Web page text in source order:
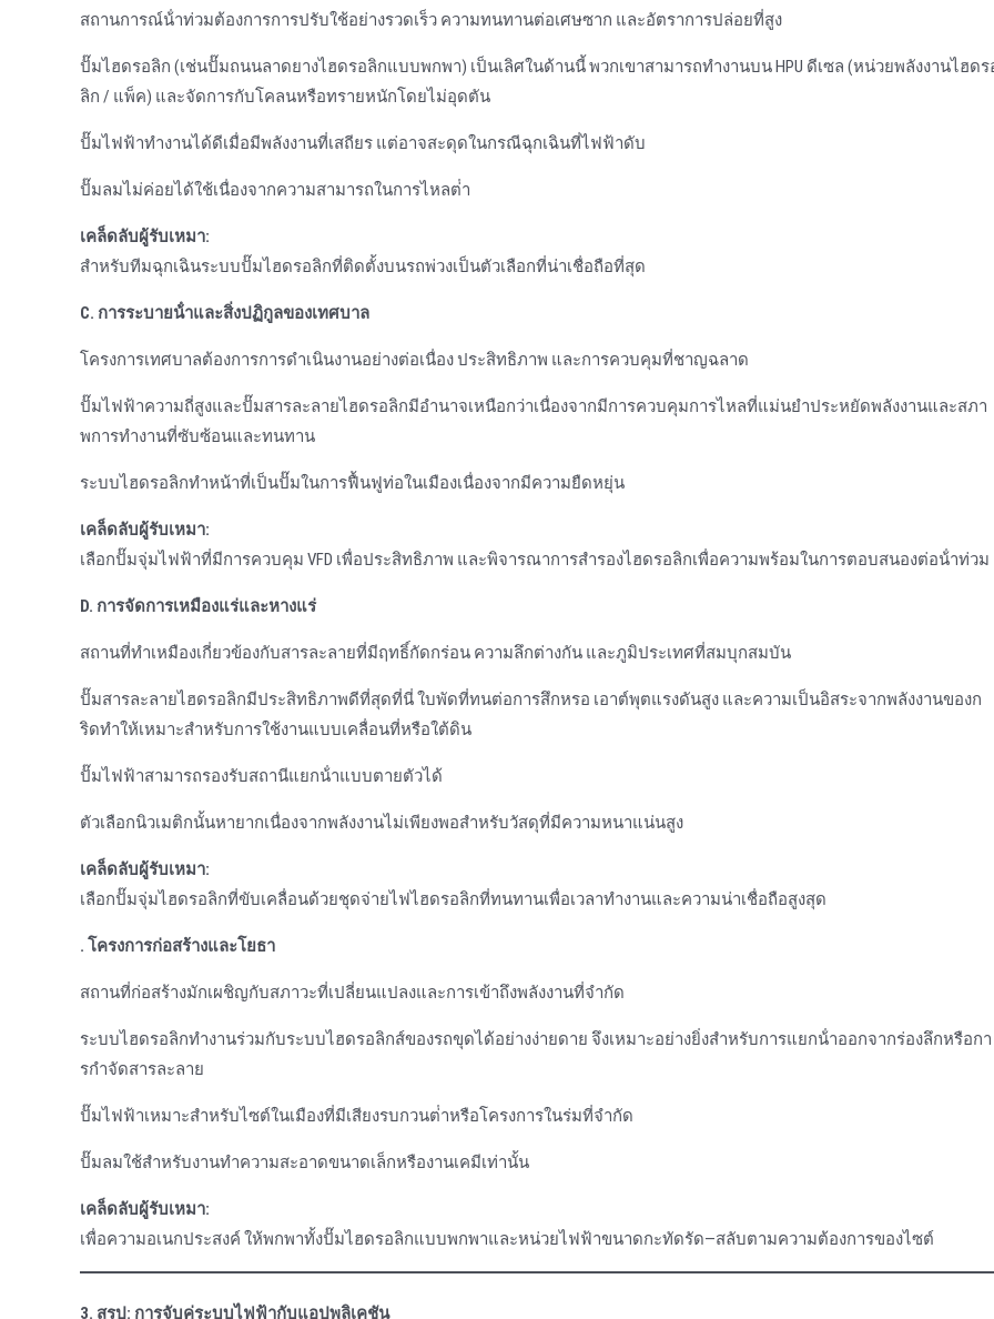
สถานการณ์น้ําท่วมต้องการการปรับใช้อย่างรวดเร็ว ความทนทานต่อเศษซาก และอัตราการปล่อยที่สูง
ปั๊มไฮดรอลิก (เช่นปั๊มถนนลาดยางไฮดรอลิกแบบพกพา) เป็นเลิศในด้านนี้ พวกเขาสามารถทํางานบน HPU ดีเซล (หน่วยพลังงานไฮดร
ลิก / แพ็ค) และจัดการกับโคลนหรือทรายหนักโดยไม่อุดตัน
ปั๊มไฟฟ้าทํางานได้ดีเมื่อมีพลังงานที่เสถียร แต่อาจสะดุดในกรณีฉุกเฉินที่ไฟฟ้าดับ
ปั๊มลมไม่ค่อยได้ใช้เนื่องจากความสามารถในการไหลต่ํา
เคล็ดลับผู้รับเหมา:
สําหรับทีมฉุกเฉินระบบปั๊มไฮดรอลิกที่ติดตั้งบนรถพ่วงเป็นตัวเลือกที่น่าเชื่อถือที่สุด
C. การระบายน้ําและสิ่งปฏิกูลของเทศบาล
โครงการเทศบาลต้องการการดําเนินงานอย่างต่อเนื่อง ประสิทธิภาพ และการควบคุมที่ชาญฉลาด
ปั๊มไฟฟ้าความถี่สูงและปั๊มสารละลายไฮดรอลิกมีอํานาจเหนือกว่าเนื่องจากมีการควบคุมการไหลที่แม่นยําประหยัดพลังงานและสภา
พการทํางานที่ซับซ้อนและทนทาน
ระบบไฮดรอลิกทําหน้าที่เป็นปั๊มในการฟื้นฟูท่อในเมืองเนื่องจากมีความยืดหยุ่น
เคล็ดลับผู้รับเหมา:
เลือกปั๊มจุ่มไฟฟ้าที่มีการควบคุม VFD เพื่อประสิทธิภาพ และพิจารณาการสํารองไฮดรอลิกเพื่อความพร้อมในการตอบสนองต่อน้ําท่วม
D. การจัดการเหมืองแร่และหางแร่
สถานที่ทําเหมืองเกี่ยวข้องกับสารละลายที่มีฤทธิ์กัดกร่อน ความลึกต่างกัน และภูมิประเทศที่สมบุกสมบัน
ปั๊มสารละลายไฮดรอลิกมีประสิทธิภาพดีที่สุดที่นี่ ใบพัดที่ทนต่อการสึกหรอ เอาต์พุตแรงดันสูง และความเป็นอิสระจากพลังงานของก
ริดทําให้เหมาะสําหรับการใช้งานแบบเคลื่อนที่หรือใต้ดิน
ปั๊มไฟฟ้าสามารถรองรับสถานีแยกน้ําแบบตายตัวได้
ตัวเลือกนิวเมติกนั้นหายากเนื่องจากพลังงานไม่เพียงพอสําหรับวัสดุที่มีความหนาแน่นสูง
เคล็ดลับผู้รับเหมา:
เลือกปั๊มจุ่มไฮดรอลิกที่ขับเคลื่อนด้วยชุดจ่ายไฟไฮดรอลิกที่ทนทานเพื่อเวลาทํางานและความน่าเชื่อถือสูงสุด
. โครงการก่อสร้างและโยธา
สถานที่ก่อสร้างมักเผชิญกับสภาวะที่เปลี่ยนแปลงและการเข้าถึงพลังงานที่จํากัด
ระบบไฮดรอลิกทํางานร่วมกับระบบไฮดรอลิกส์ของรถขุดได้อย่างง่ายดาย จึงเหมาะอย่างยิ่งสําหรับการแยกน้ําออกจากร่องลึกหรือกา
รกําจัดสารละลาย
ปั๊มไฟฟ้าเหมาะสําหรับไซต์ในเมืองที่มีเสียงรบกวนต่ําหรือโครงการในร่มที่จํากัด
ปั๊มลมใช้สําหรับงานทําความสะอาดขนาดเล็กหรืองานเคมีเท่านั้น
เคล็ดลับผู้รับเหมา:
เพื่อความอเนกประสงค์ ให้พกพาทั้งปั๊มไฮดรอลิกแบบพกพาและหน่วยไฟฟ้าขนาดกะทัดรัด—สลับตามความต้องการของไซต์
3. สรุป: การจับคู่ระบบไฟฟ้ากับแอปพลิเคชัน